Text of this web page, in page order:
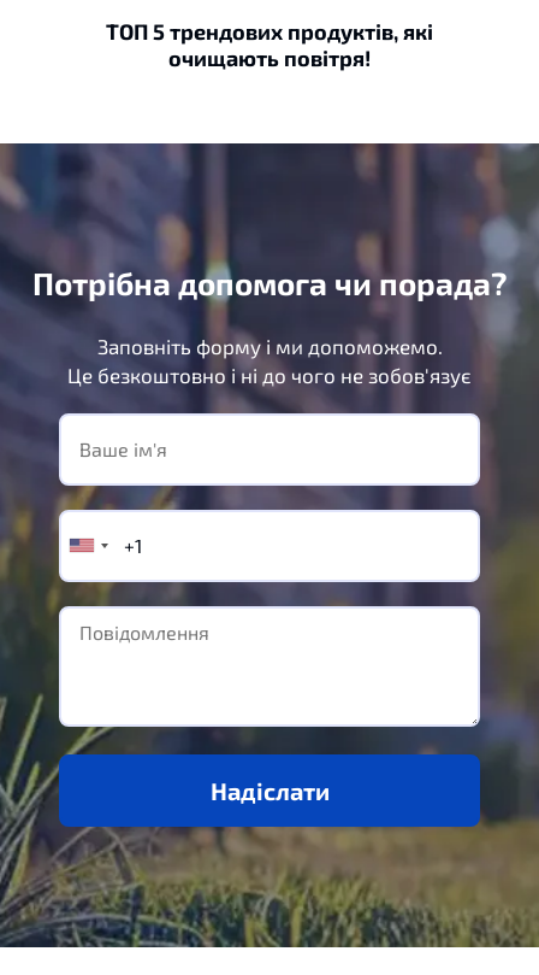
ТОП 5 трендових продуктів, які
очищають повітря!
Потрібна допомога чи порада?
Заповніть форму і ми допоможемо.
Це безкоштовно і ні до чого не зобов'язує
Надіслати